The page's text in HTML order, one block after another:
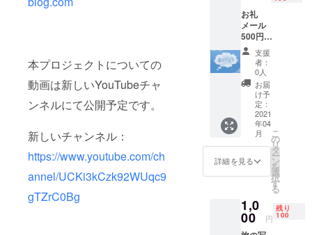
本プロジェクトについての
動画は新しいYouTubeチャ
ンネルにて公開予定です。
新しいチャンネル：
https://www.youtube.com/ch
annel/UCKi3kCzk92WUqc9
gTZrC0Bg
インター
ネットに可
能性を見出
す。
以来、ブロ
YouTube投
稿にチャレ
いつしか世
界を旅した
うになり、
世界一周の
お礼
メール
500円
感謝の
気持ち
を込め
てお礼
のメッ
セージ
をお送
りま
す。 ※
ひとり
ひとり
にメッ
セージ
たいの
で備考
欄に名
支援
者：
0人
お届
け予
定：
2021
年04
月
詳細を見る
こ
の
リ
タ
ー
ン
を
選
択
す
る
1,0
00 円
残り
100